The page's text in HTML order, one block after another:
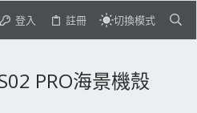
登入 註冊 切換模式
PRO海景機殼